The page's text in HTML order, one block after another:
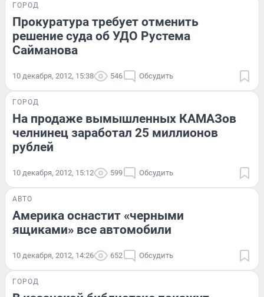
ГОРОД
Прокуратура требует отменить
решение суда об УДО Рустема
Сайманова
10 декабря, 2012, 15:38 546 Обсудить
ГОРОД
На продаже вымышленных КАМАЗов
челнинец заработал 25 миллионов
рублей
10 декабря, 2012, 15:12 599 Обсудить
АВТО
Америка оснастит «черными
ящиками» все автомобили
10 декабря, 2012, 14:26 652 Обсудить
ГОРОД